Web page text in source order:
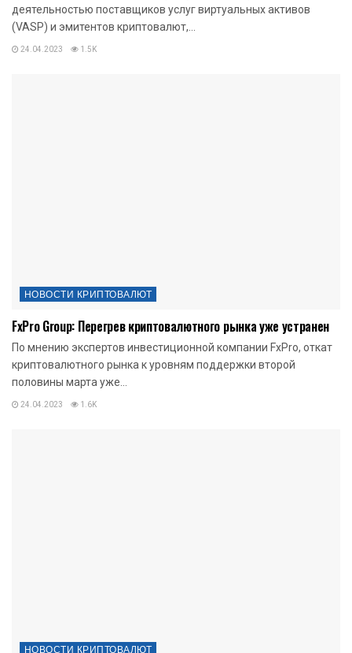
деятельностью поставщиков услуг виртуальных активов
(VASP) и эмитентов криптовалют,...
24.04.2023 1.5K
НОВОСТИ КРИПТОВАЛЮТ
FxPro Group: Перегрев криптовалютного рынка уже устранен
По мнению экспертов инвестиционной компании FxPro, откат
криптовалютного рынка к уровням поддержки второй
половины марта уже...
24.04.2023 1.6K
НОВОСТИ КРИПТОВАЛЮТ